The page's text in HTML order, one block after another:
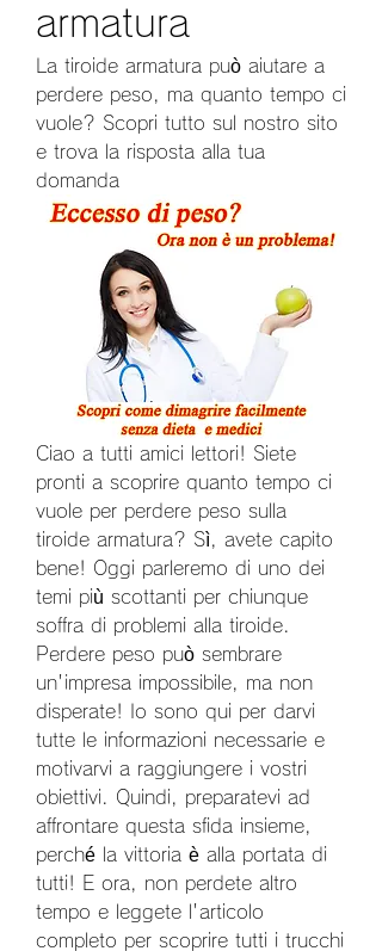
armatura
La tiroide armatura può aiutare a
perdere peso, ma quanto tempo ci
vuole? Scopri tutto sul nostro sito
e trova la risposta alla tua
domanda
Ciao a tutti amici lettori! Siete
pronti a scoprire quanto tempo ci
vuole per perdere peso sulla
tiroide armatura? Sì, avete capito
bene! Oggi parleremo di uno dei
temi più scottanti per chiunque
soffra di problemi alla tiroide.
Perdere peso può sembrare
un'impresa impossibile, ma non
disperate! Io sono qui per darvi
tutte le informazioni necessarie e
motivarvi a raggiungere i vostri
obiettivi. Quindi, preparatevi ad
affrontare questa sfida insieme,
perché la vittoria è alla portata di
tutti! E ora, non perdete altro
tempo e leggete l'articolo
completo per scoprire tutti i trucchi